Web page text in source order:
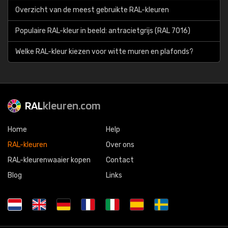
Overzicht van de meest gebruikte RAL-kleuren
Populaire RAL-kleur in beeld: antracietgrijs (RAL 7016)
Welke RAL-kleur kiezen voor witte muren en plafonds?
RALkleuren.com
Home
RAL-kleuren
RAL-kleurenwaaier kopen
Blog
Help
Over ons
Contact
Links